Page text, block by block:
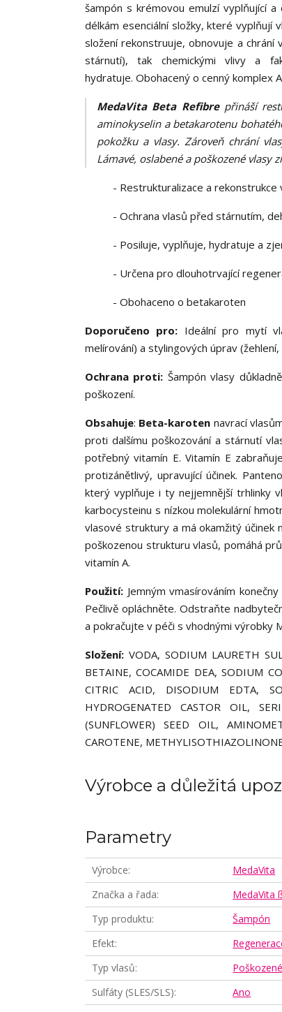
šampón s krémovou emulzí vyplňující
délkám esenciální složky, které vyplňují
složení rekonstruuje, obnovuje a
stárnutí), tak chemickými vlivy a
hydratuje. Obohacený o cenný komplex
MedaVita Beta Refibrepřináší
aminokyselin a betakarotenu
pokožku a vlasy. Zároveň chrání
Lámavé, oslabené a poškozené vlasy
- Restrukturalizace a rekonstrukce
- Ochrana vlasů před stárnutím,
- Posiluje, vyplňuje, hydratuje a
- Určena pro dlouhotrvající
- Obohaceno o betakaroten
Doporučeno pro: Ideální pro mytí
melírování) a stylingových úprav (žehlení,
Ochrana proti: Šampón vlasy
poškození.
Obsahuje: Beta-karoten navrací
proti dalšímu poškozování a stárnutí
potřebný vitamín E. Vitamín E
protizánětlivý, upravující účinek.
který vyplňuje i ty nejjemnější trhlinky
karbocysteinu s nízkou molekulární
vlasové struktury a má okamžitý účinek
poškozenou strukturu vlasů, pomáhá
vitamín A.
Použití: Jemným vmasírováním
Pečlivě opláchněte. Odstraňte
a pokračujte v péči s vhodnými výrobky
Složení: VODA, SODIUM LAURETH
BETAINE, COCAMIDE DEA, SODIUM
CITRIC ACID, DISODIUM EDTA,
HYDROGENATED CASTOR OIL,
(SUNFLOWER) SEED OIL,
CAROTENE,
Výrobce a důležitá
Parametry
Výrobce
MedaVita
Značka a řada
MedaVita
Typ produktu
Šampón
Efekt
Typ vlasů
Sulfáty (SLES/SLS)
Ano